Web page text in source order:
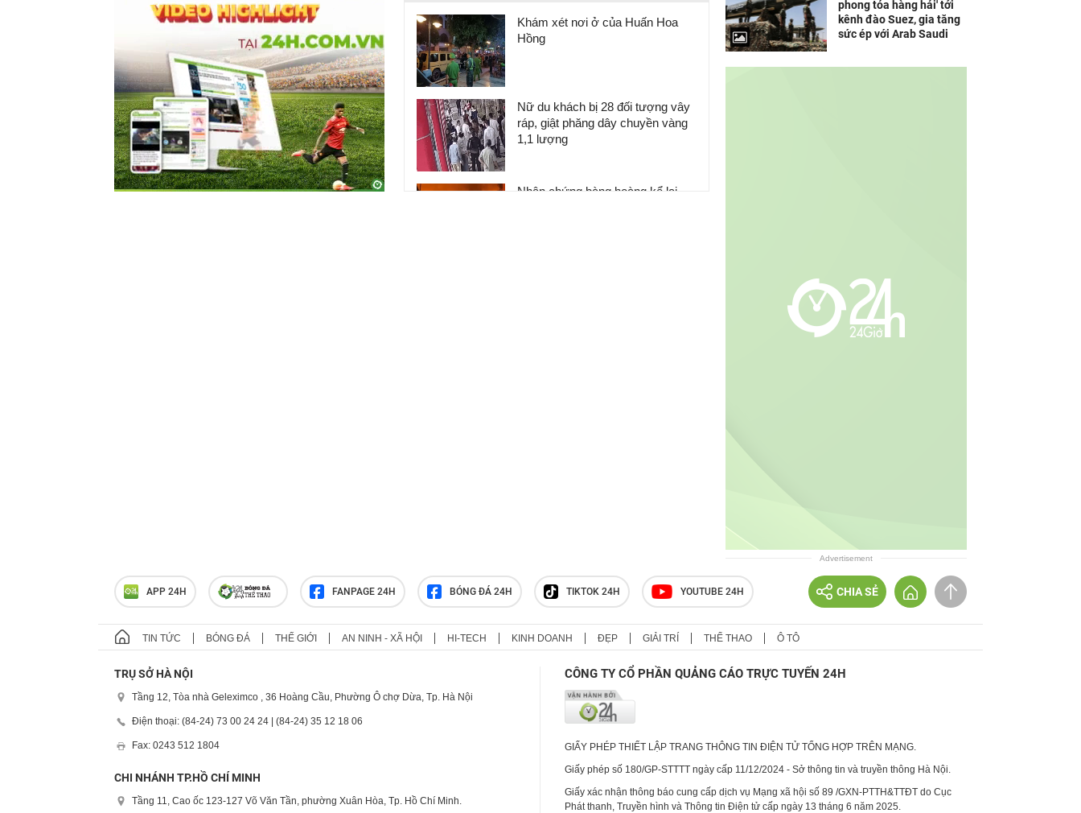
Khám xét nơi ở của Huấn Hoa
Hồng
Nữ du khách bị 28 đối tượng vây
ráp, giật phăng dây chuyền vàng
1,1 lượng
Nhân chứng bàng hoàng kể lại
phong tỏa hàng hải' tới
kênh đào Suez, gia tăng
sức ép với Arab Saudi
Advertisement
APP 24H FANPAGE 24H BÓNG ĐÁ 24H TIKTOK 24H YOUTUBE 24H CHIA SẺ
TIN TỨC BÓNG ĐÁ THẾ GIỚI AN NINH - XÃ HỘI HI-TECH KINH DOANH ĐẸP GIẢI TRÍ THỂ THAO Ô TÔ
TRỤ SỞ HÀ NỘI
Tầng 12, Tòa nhà Geleximco , 36 Hoàng Cầu, Phường Ô chợ Dừa, Tp. Hà Nội
Điện thoại: (84-24) 73 00 24 24 | (84-24) 35 12 18 06
Fax: 0243 512 1804
CHI NHÁNH TP.HỒ CHÍ MINH
Tầng 11, Cao ốc 123-127 Võ Văn Tần, phường Xuân Hòa, Tp. Hồ Chí Minh.
CÔNG TY CỔ PHẦN QUẢNG CÁO TRỰC TUYẾN 24H
GIẤY PHÉP THIẾT LẬP TRANG THÔNG TIN ĐIỆN TỬ TỔNG HỢP TRÊN MẠNG.
Giấy phép số 180/GP-STTTT ngày cấp 11/12/2024 - Sở thông tin và truyền thông Hà Nội.
Giấy xác nhận thông báo cung cấp dịch vụ Mạng xã hội số 89 /GXN-PTTH&TTĐT do Cục
Phát thanh, Truyền hình và Thông tin Điện tử cấp ngày 13 tháng 6 năm 2025.